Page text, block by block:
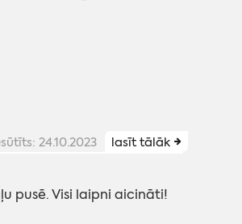
24.10.2023 lasīt tālāk
pusē. Visi laipni aicināti!